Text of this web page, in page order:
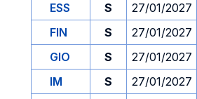
ESS
S 27/01/2027
FIN
S 27/01/2027
GIO
S 27/01/2027
IM
S 27/01/2027